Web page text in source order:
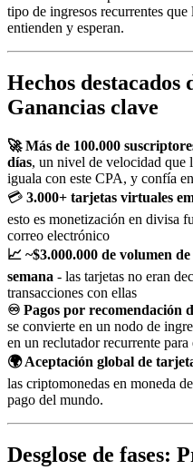
tipo de ingresos recurrentes
entienden y esperan.
Hechos destacados
Ganancias clave
🚀 Más de 100.000
días, un nivel de velocidad que
iguala con este CPA, y confía
💳 3.000+ tarjetas virtuales
esto es monetización en divisa
correo electrónico
📈 ~$3.000.000 de volumen
semana - las tarjetas no eran
transacciones con ellas
♾️ Pagos por recomendación
se convierte en un nodo de
en un reclutador recurrente para
🌍 Aceptación global de
las criptomonedas en moneda
pago del mundo.
Desglose de fases: